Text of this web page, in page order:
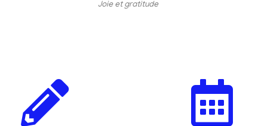
Joie et gratitude